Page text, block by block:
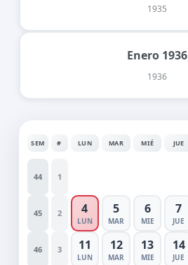
1935
Enero 1936
1936
SEM # LUN MAR MIÉ JUE
44 1
45 2 4
LUN
5
MAR
6
MIE
7
JUE
46 3 11
LUN
12
MAR
13
MIE
14
JUE